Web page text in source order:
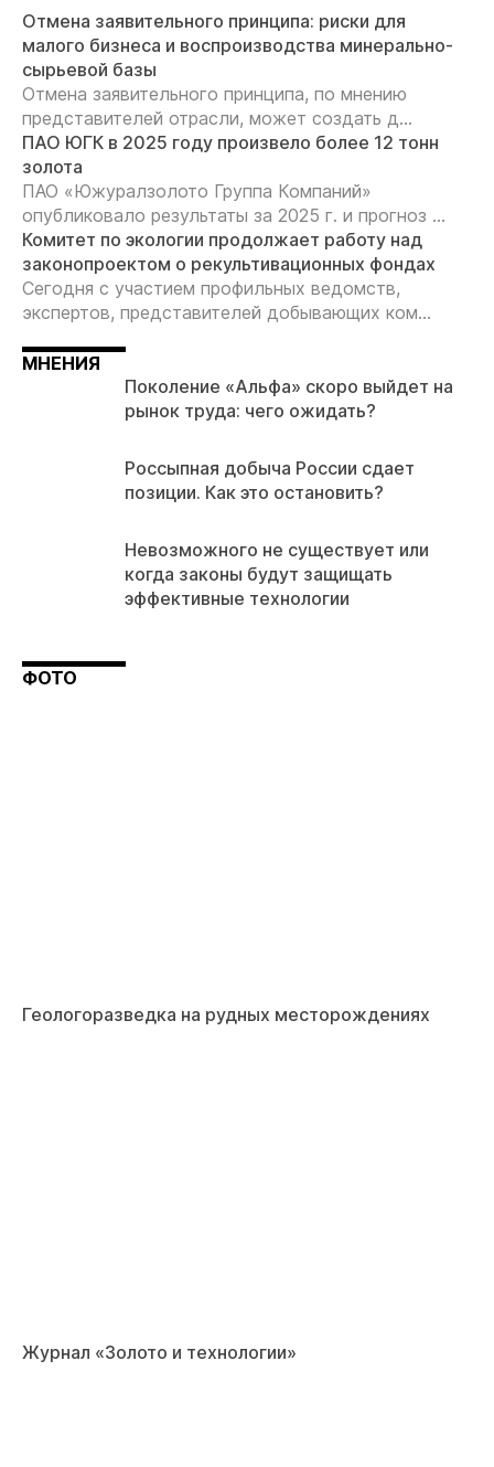
Отмена заявительного принципа: риски для
малого бизнеса и воспроизводства минерально-
сырьевой базы
Отмена заявительного принципа, по мнению
представителей отрасли, может создать д...
ПАО ЮГК в 2025 году произвело более 12 тонн
золота
ПАО «Южуралзолото Группа Компаний»
опубликовало результаты за 2025 г. и прогноз ...
Комитет по экологии продолжает работу над
законопроектом о рекультивационных фондах
Сегодня с участием профильных ведомств,
экспертов, представителей добывающих ком...
МНЕНИЯ
Поколение «Альфа» скоро выйдет на
рынок труда: чего ожидать?
Россыпная добыча России сдает
позиции. Как это остановить?
Невозможного не существует или
когда законы будут защищать
эффективные технологии
ФОТО
Геологоразведка на рудных месторождениях
Журнал «Золото и технологии»